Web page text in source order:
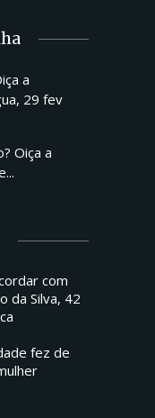
Oiça a
com
da Silva, 42
fez de